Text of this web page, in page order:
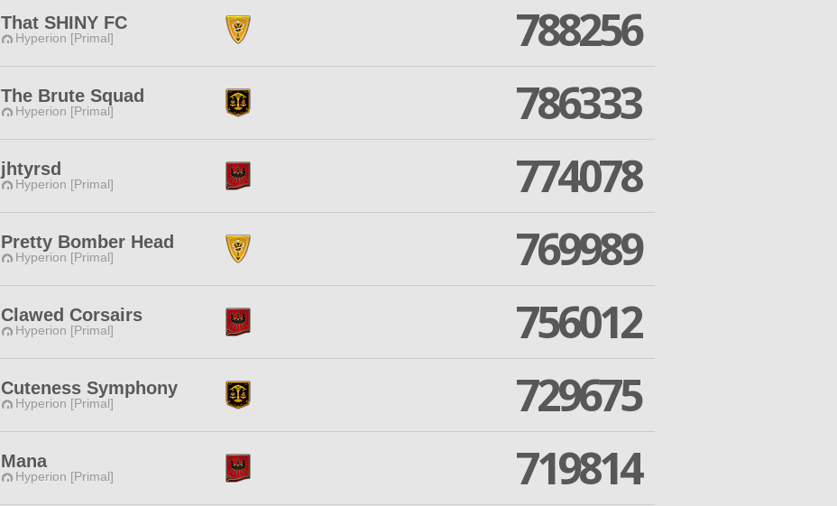
That SHINY FC
Hyperion [Primal]
788256
The Brute Squad
Hyperion [Primal]
786333
jhtyrsd
Hyperion [Primal]
774078
Pretty Bomber Head
Hyperion [Primal]
769989
Clawed Corsairs
Hyperion [Primal]
756012
Cuteness Symphony
Hyperion [Primal]
729675
Mana
Hyperion [Primal] 719814